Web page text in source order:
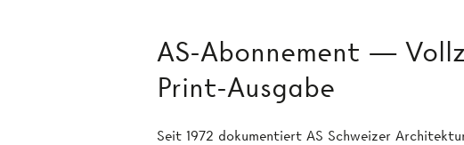
AS-Abonnement —
Print-Ausgabe
Seit 1972 dokumentiert AS Schweizer